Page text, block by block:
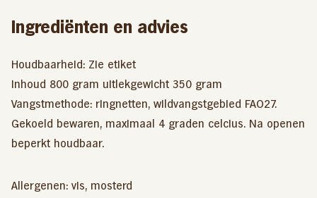
Ingrediënten en advies
Houdbaarheid: Zie etiket
Inhoud 800 gram uitlekgewicht 350 gram
Vangstmethode: ringnetten, wildvangstgebied FAO27.
Gekoeld bewaren, maximaal 4 graden celcius. Na openen
beperkt houdbaar.
Allergenen: vis, mosterd